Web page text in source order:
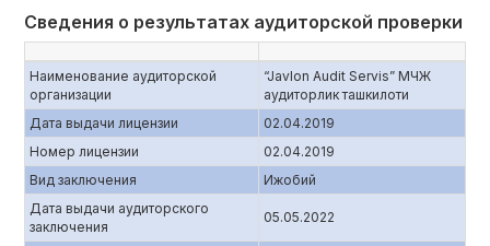
Сведения о результатах аудиторской проверки
Наименование аудиторской
организации
“Javlon Audit Servis” МЧЖ
аудиторлик ташкилоти
Дата выдачи лицензии
02.04.2019
Номер лицензии
02.04.2019
Вид заключения
Ижобий
Дата выдачи аудиторского
заключения
05.05.2022